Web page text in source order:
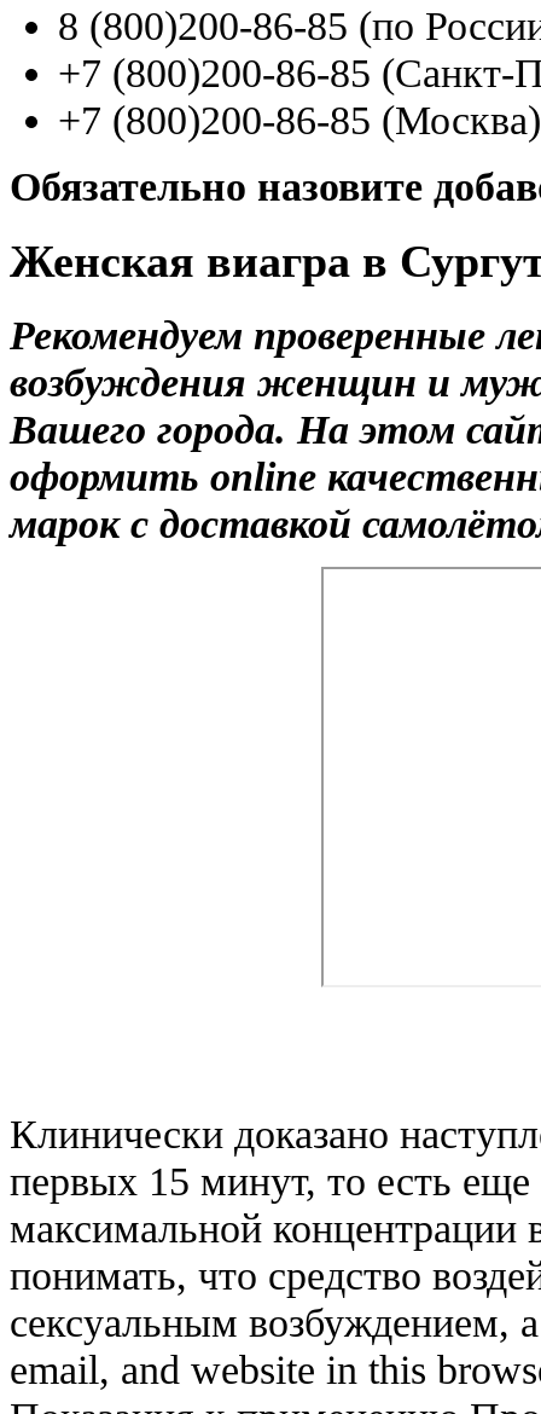
8 (800)200-86-85 (по
+7 (800)200-86-85 (Санкт-
+7 (800)200-86-85 (Москва)
Обязательно назовите
Женская виагра в
Рекомендуем проверенные
возбуждения женщин и
Вашего города. На этом
оформить online
марок с доставкой
Клинически доказано
первых 15 минут, то есть
максимальной
понимать, что средство
сексуальным возбуждением,
email, and website in this